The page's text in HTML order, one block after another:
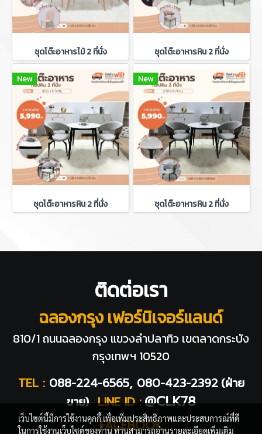
ชุดโต๊ะอาหารไม้ 2 ที่นั่ง ชุดโต๊ะอาหารหิน 2 ที่นั่ง
New
ชุดโต๊ะอาหารหิน 2 ที่นั่ง
New
ชุดโต๊ะอาหารหิน 2 ที่นั่ง
ติดต่อเรา
ฉลองกรุง เฟอร์นิเจอร์แลนด์
810/1 ถนนฉลองกรุง แขวงลำปลาทิว เขตลาดกระบัง
กรุงเทพฯ 10520
TEL : 088-224-6565, 080-423-2392 (ฝ่าย
ขาย) LINE ID : @CLK78
FACEBOOK
เว็บไซต์นี้มีการใช้งานคุกกี้ เพื่อเพิ่มประสิทธิภาพและประสบการณ์ที่ดี
ในการใช้งานเว็บไซต์ของท่าน ท่านสามารถอ่านรายละเอียดเพิ่มเติม